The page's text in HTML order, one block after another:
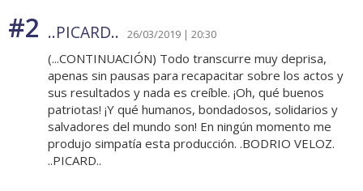
#2 ..PICARD.. 26/03/2019 | 20:30
(...CONTINUACIÓN) Todo transcurre muy deprisa,
apenas sin pausas para recapacitar sobre los actos y
sus resultados y nada es creíble. ¡Oh, qué buenos
patriotas! ¡Y qué humanos, bondadosos, solidarios y
salvadores del mundo son! En ningún momento me
produjo simpatía esta producción. .BODRIO VELOZ.
..PICARD..